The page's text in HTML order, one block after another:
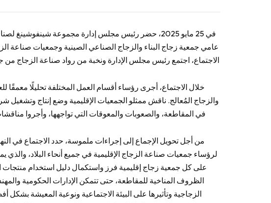
في 25 مايو 2025، حضر رئيس مجلس إدارة مجموعة
عامي جمعية زجاج البناء والزجاج الصناعي الصينية وجمعيات صناعة
الاجتماع، اجتمع رئيس مجلس الإدارة ونخبة من رواد صناعة الزجاج من
خلال الاجتماع، أجرى رؤساء أقسام العمل المختلفة تحليلًا معمقًا
والزجاج المُعالج. ناقش ممثلو الجمعيات الإقليمية وضع إنتاج وتشغيل
في المقاطعة، والصعوبات والمعوقات التي تواجهها، وأجروا
من أجل تحويل الإجماع إلى إجراءات ملموسة، حدد الاجتماع في
لرؤساء جمعيات صناعة الزجاج الإقليمية في جميع أنحاء البلاد،
على كل جمعية زجاج إقليمية فرز واستكمال دليل استخدام
الظروف المناخية للمقاطعة، حتى تتمكن الإدارات الحكومية
الزجاجية وتأثيرها على البيئة الاجتماعية ونوعية المعيشة